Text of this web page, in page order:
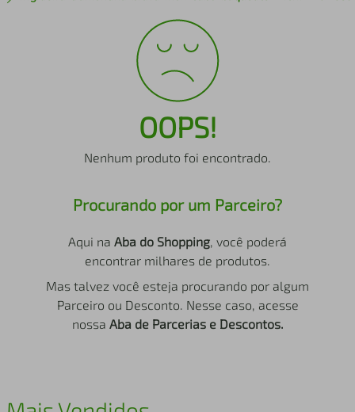
OOPS!
Nenhum produto foi encontrado.
Procurando por um Parceiro?
Aqui na Aba do Shopping, você poderá
encontrar milhares de produtos.
Mas talvez você esteja procurando por algum
Parceiro ou Desconto. Nesse caso, acesse
nossa Aba de Parcerias e Descontos.
iphone